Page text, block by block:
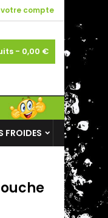
votre compte
- 0,00 €
FROIDES